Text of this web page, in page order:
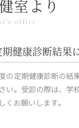
室より
office
期健康診断結果
の定期健康診断の結
い。受診の際は、学
くお願いします。